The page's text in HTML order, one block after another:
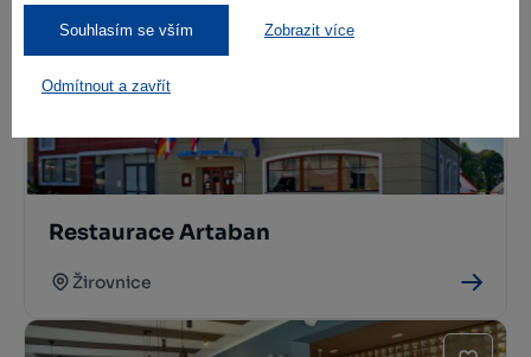
Souhlasím se vším Zobrazit více
Odmítnout a zavřít
Restaurace Artaban
Žirovnice